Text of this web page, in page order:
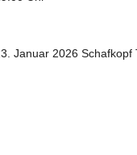
Januar 2026 Schafkopf